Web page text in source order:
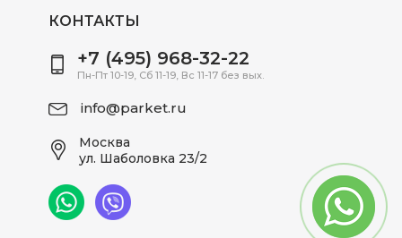
КОНТАКТЫ
+7 (495) 968-32-22
Пн-Пт 10-19, Сб 11-19, Вс 11-17 без вых.
info@parket.ru
Москва
ул. Шаболовка 23/2